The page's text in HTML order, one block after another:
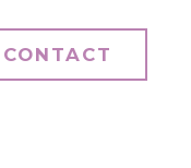
CONTACT